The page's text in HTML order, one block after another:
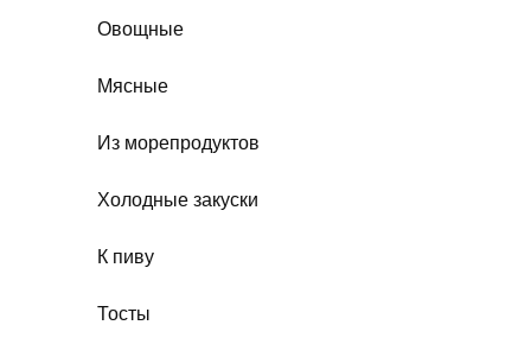
Овощные
Мясные
Из морепродуктов
Холодные закуски
К пиву
Тосты